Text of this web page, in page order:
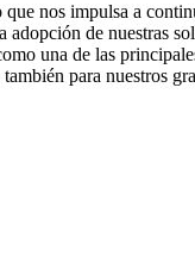
nos impulsa a
de nuestras
una de las
para nuestros